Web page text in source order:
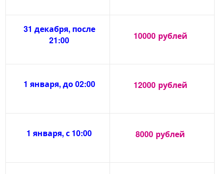
31 декабря, после
21:00
10000 рублей
1 января, до 02:00 12000 рублей
1 января, с 10:00 8000 рублей